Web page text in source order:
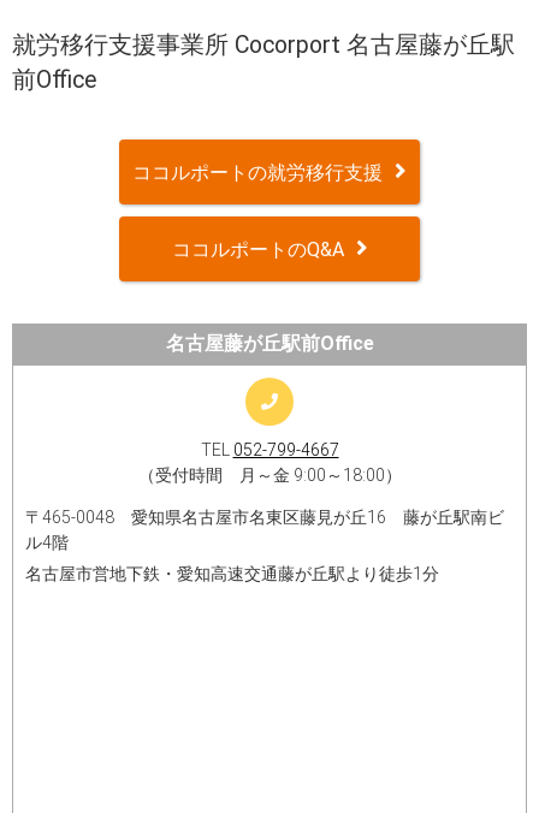
就労移行支援事業所 Cocorport 名古屋藤が丘駅
前Office
ココルポートの就労移行支援
ココルポートのQ&A
名古屋藤が丘駅前Office
TEL 052-799-4667
（受付時間 月～金 9:00～18:00）
〒465-0048 愛知県名古屋市名東区藤見が丘16 藤が丘駅南ビ
ル4階
名古屋市営地下鉄・愛知高速交通藤が丘駅より徒歩1分